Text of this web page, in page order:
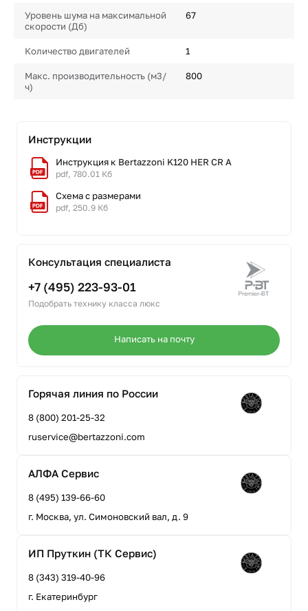
Уровень шума на максимальной
скорости (Дб)
67
Количество двигателей 1
Макс. производительность (м3/
ч)
800
Инструкции
Инструкция к Bertazzoni K120 HER CR A
pdf, 780.01 Кб
Схема с размерами
pdf, 250.9 Кб
Консультация специалиста
+7 (495) 223-93-01
Подобрать технику класса люкс
Написать на почту
Горячая линия по России
8 (800) 201-25-32
ruservice@bertazzoni.com
АЛФА Сервис
8 (495) 139-66-60
г. Москва, ул. Симоновский вал, д. 9
ИП Пруткин (ТК Сервис)
8 (343) 319-40-96
г. Екатеринбург